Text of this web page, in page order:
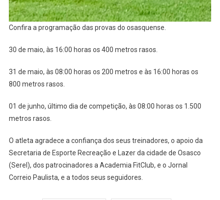
Confira a programação das provas do osasquense.
30 de maio, às 16:00 horas os 400 metros rasos.
31 de maio, às 08:00 horas os 200 metros e às 16:00 horas os
800 metros rasos.
01 de junho, último dia de competição, às 08:00 horas os 1.500
metros rasos.
O atleta agradece a confiança dos seus treinadores, o apoio da
Secretaria de Esporte Recreação e Lazer da cidade de Osasco
(Serel), dos patrocinadores a Academia FitClub, e o Jornal
Correio Paulista, e a todos seus seguidores.